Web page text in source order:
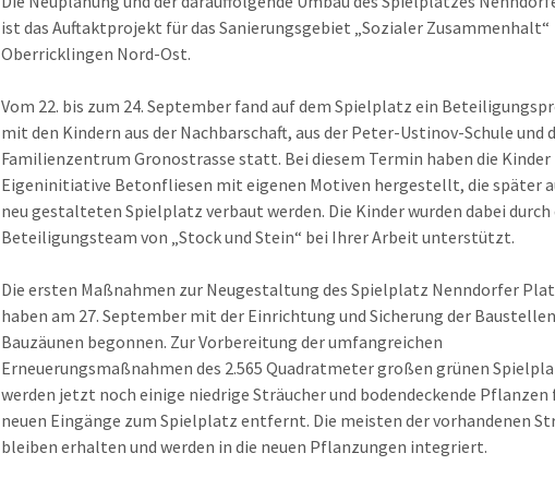
ist das Auftaktprojekt für das Sanierungsgebiet „Sozialer Zusammenhalt“
Oberricklingen Nord-Ost.
Vom 22. bis zum 24. September fand auf dem Spielplatz ein
mit den Kindern aus der Nachbarschaft, aus der Peter-Ustinov-Schule und
Familienzentrum Gronostrasse statt. Bei diesem Termin haben die
Eigeninitiative Betonfliesen mit eigenen Motiven hergestellt, die später
neu gestalteten Spielplatz verbaut werden. Die Kinder wurden dabei durch
Beteiligungsteam von „Stock und Stein“ bei Ihrer Arbeit unterstützt.
Die ersten Maßnahmen zur Neugestaltung des Spielplatz Nenndorfer
haben am 27. September mit der Einrichtung und Sicherung der
Bauzäunen begonnen. Zur Vorbereitung der umfangreichen
Erneuerungsmaßnahmen des 2.565 Quadratmeter großen grünen
werden jetzt noch einige niedrige Sträucher und bodendeckende Pflanzen
neuen Eingänge zum Spielplatz entfernt. Die meisten der vorhandenen
bleiben erhalten und werden in die neuen Pflanzungen integriert.